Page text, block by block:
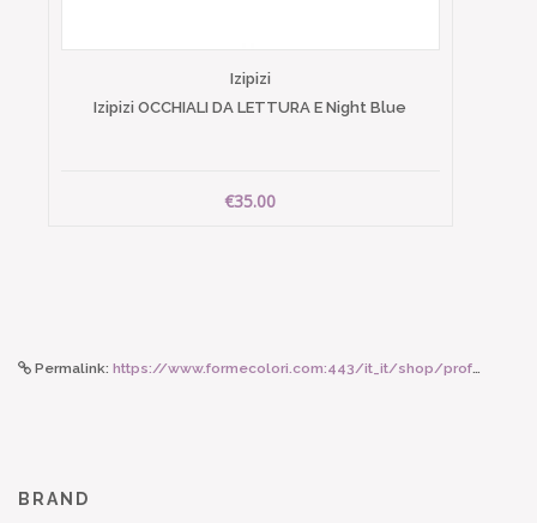
Izipizi
Izipizi OCCHIALI DA LETTURA E Night Blue
€35.00
Permalink: https://www.formecolori.com:443/it_it/shop/profumazioni/dr._vranjies/dr_vranjies_fragranza_d_ambiente_velvet_saffron_500_ml_dr_vranjies/6214
BRAND